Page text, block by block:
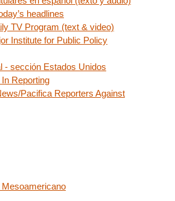
headlines
TV Program (text & video)
Institute for Public Policy
- sección Estados Unidos
Reporting
Pacifica Reporters Against